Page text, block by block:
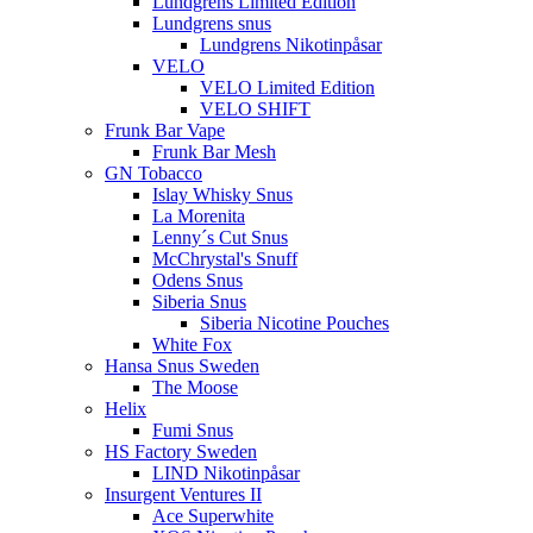
Lundgrens snus
Lundgrens Nikotinpåsar
VELO
VELO Limited Edition
VELO SHIFT
Frunk Bar Vape
Frunk Bar Mesh
GN Tobacco
Islay Whisky Snus
La Morenita
Lenny´s Cut Snus
McChrystal's Snuff
Odens Snus
Siberia Snus
Siberia Nicotine Pouches
White Fox
Hansa Snus Sweden
The Moose
Helix
Fumi Snus
HS Factory Sweden
LIND Nikotinpåsar
Insurgent Ventures II
Ace Superwhite